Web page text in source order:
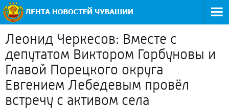
Леонид Черкесов: Вместе с
депутатом Виктором Горбуновы и
Главой Порецкого округа
Евгением Лебедевым провёл
встречу с активом села